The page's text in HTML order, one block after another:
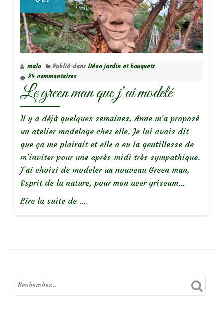
malo Publié dans Déco jardin et bouquets
24 commentaires
Le green man que j’ai modelé
Il y a déjà quelques semaines, Anne m’a proposé
un atelier modelage chez elle. Je lui avais dit
que ça me plairait et elle a eu la gentillesse de
m’inviter pour une après-midi très sympathique.
J’ai choisi de modeler un nouveau Green man,
Esprit de la nature, pour mon acer griseum…
Lire la suite de
man
j’ai
…